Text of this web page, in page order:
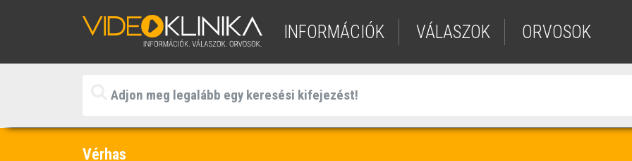
INFORMÁCIÓK VÁLASZOK ORVOSOK
Vérhas